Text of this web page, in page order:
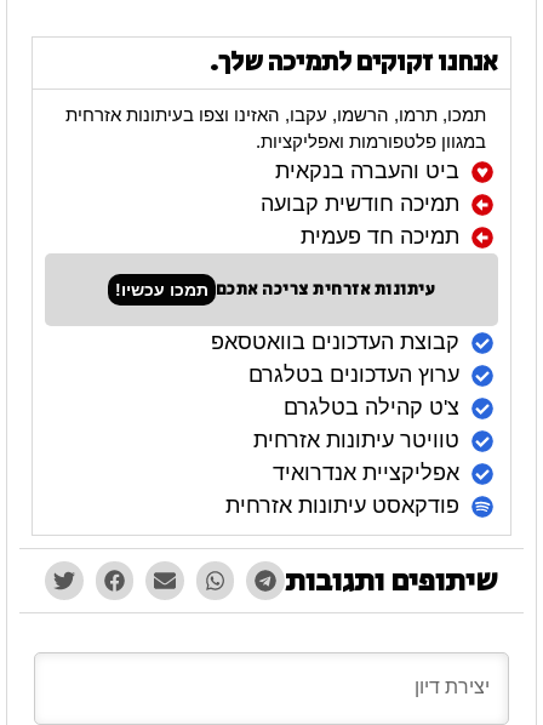
אנחנו זקוקים לתמיכה שלך.
תמכו, תרמו, הרשמו, עקבו, האזינו וצפו בעיתונות אזרחית
במגוון פלטפורמות ואפליקציות.
ביט והעברה בנקאית
תמיכה חודשית קבועה
תמיכה חד פעמית
עיתונות אזרחית צריכה אתכם תמכו עכשיו!
קבוצת העדכונים בוואטסאפ
ערוץ העדכונים בטלגרם
צ'ט קהילה בטלגרם
טוויטר עיתונות אזרחית
אפליקציית אנדרואיד
פודקאסט עיתונות אזרחית
שיתופים ותגובות